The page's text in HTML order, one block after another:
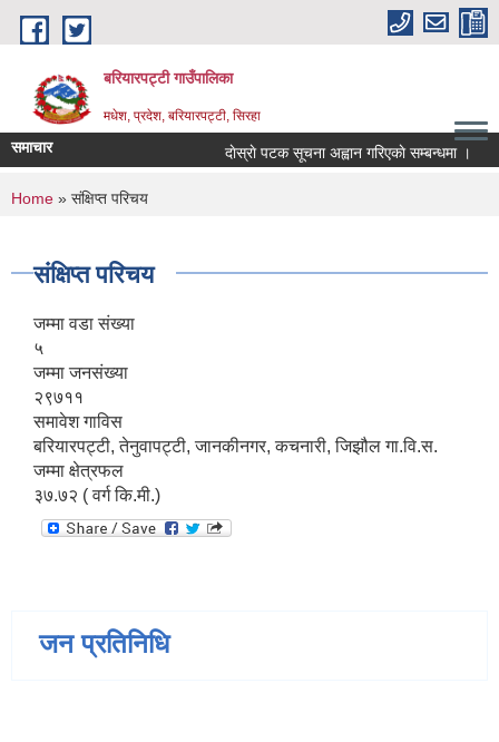
Skip to main content
बरियारपट्टी गाउँपालिका
मधेश, प्रदेश, बरियारपट्टी, सिरहा
समाचार दाेस्राे पटक सूचना अह्वान गरिएकाे सम्बन्धमा ।
You are here
Home » संक्षिप्त परिचय
संक्षिप्त परिचय
जम्मा वडा संख्या
५
जम्मा जनसंख्या
२९७११
समावेश गाविस
बरियारपट्टी, तेनुवापट्टी, जानकीनगर, कचनारी, जिझौल गा.वि.स.
जम्मा क्षेत्रफल
३७.७२ ( वर्ग कि.मी.)
जन प्रतिनिधि